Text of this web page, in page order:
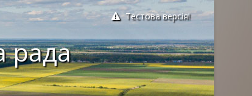
Тестова версія!
рада